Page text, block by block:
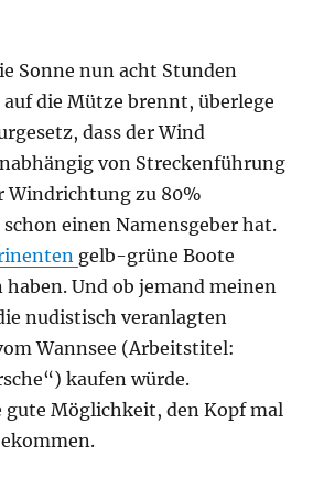
Sonne nun acht Stunden
die Mütze brennt, überlege
dass der Wind
von Streckenführung
Windrichtung zu 80%
einen Namensgeber hat.
gelb-grüne Boote
haben. Und ob jemand meinen
nudistisch veranlagten
Wannsee (Arbeitstitel:
kaufen würde.
gute Möglichkeit, den Kopf mal